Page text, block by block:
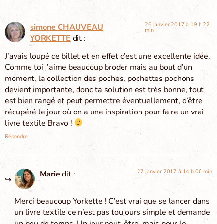
simone CHAUVEAU
YORKETTE dit :
26 janvier 2017 à 19 h 22
min
J’avais loupé ce billet et en effet c’est une excellente idée.
Comme toi j’aime beaucoup broder mais au bout d’un
moment, la collection des poches, pochettes pochons
devient importante, donc ta solution est très bonne, tout
est bien rangé et peut permettre éventuellement, d’être
récupéré le jour où on a une inspiration pour faire un vrai
livre textile Bravo !
Répondre
Mariedit : 27 janvier 2017 à 14 h 00 min
Merci beaucoup Yorkette ! C’est vrai que se lancer dans
un livre textile ce n’est pas toujours simple et demande